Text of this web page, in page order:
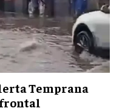
Temprana